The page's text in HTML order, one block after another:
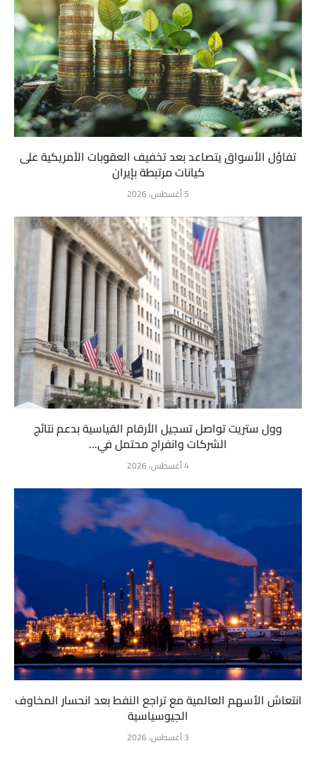
تفاؤل الأسواق يتصاعد بعد تخفيف العقوبات الأمريكية على
كيانات مرتبطة بإيران
5 أغسطس، 2026
وول ستريت تواصل تسجيل الأرقام القياسية بدعم نتائج
الشركات وانفراج محتمل في...
4 أغسطس، 2026
انتعاش الأسهم العالمية مع تراجع النفط بعد انحسار المخاوف
الجيوسياسية
3 أغسطس، 2026